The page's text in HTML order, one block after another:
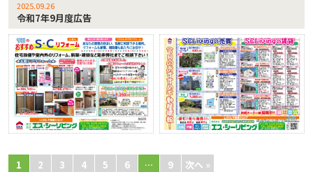
2025.09.26
令和7年9月度広告
1 2 3 4 5 6 … 9 次へ »